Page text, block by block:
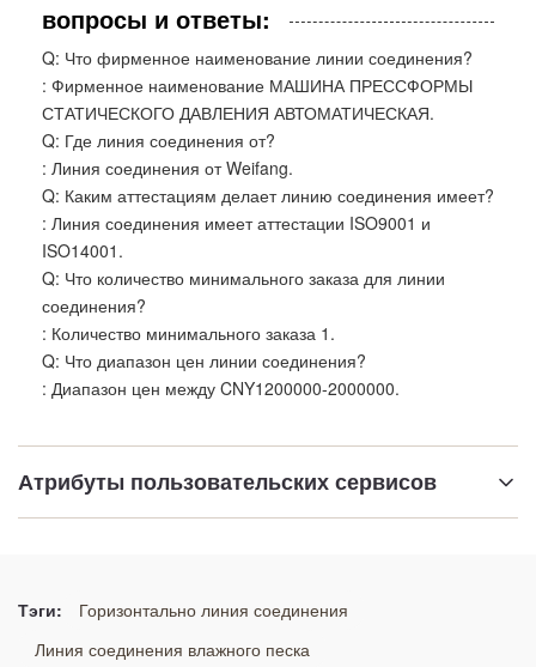
вопросы и ответы:
Q: Что фирменное наименование линии соединения?
: Фирменное наименование МАШИНА ПРЕССФОРМЫ
СТАТИЧЕСКОГО ДАВЛЕНИЯ АВТОМАТИЧЕСКАЯ.
Q: Где линия соединения от?
: Линия соединения от Weifang.
Q: Каким аттестациям делает линию соединения имеет?
: Линия соединения имеет аттестации ISO9001 и
ISO14001.
Q: Что количество минимального заказа для линии
соединения?
: Количество минимального заказа 1.
Q: Что диапазон цен линии соединения?
: Диапазон цен между CNY1200000-2000000.
Атрибуты пользовательских сервисов
moulding_maintenance:
Тэги:
Горизонтально линия соединения
Линия соединения влажного песка